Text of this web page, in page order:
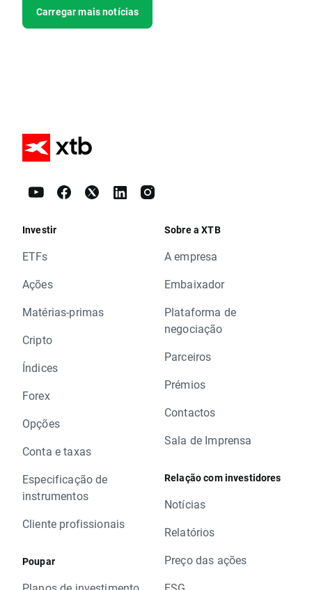
Carregar mais notícias
Investir
ETFs
Ações
Matérias-primas
Cripto
Índices
Forex
Opções
Conta e taxas
Especificação de
instrumentos
Cliente profissionais
Poupar
Sobre a XTB
A empresa
Embaixador
Plataforma de
negociação
Parceiros
Prémios
Contactos
Sala de Imprensa
Relação com investidores
Notícias
Relatórios
Preço das ações